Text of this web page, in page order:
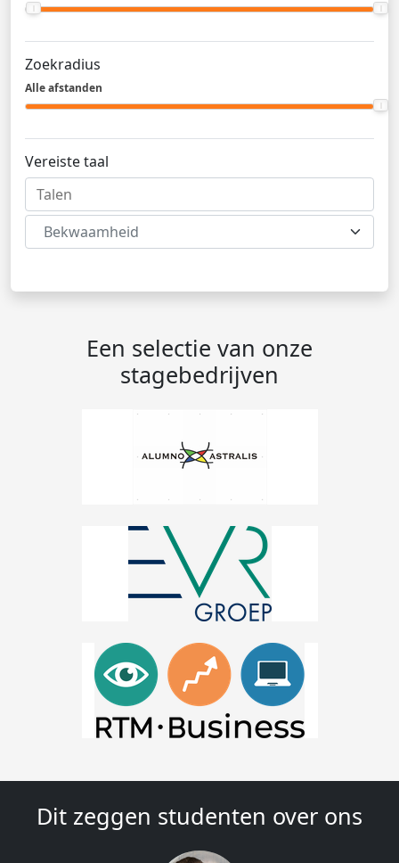
Zoekradius
Alle afstanden
Vereiste taal
Bekwaamheid
Een selectie van onze
stagebedrijven
Dit zeggen studenten over ons